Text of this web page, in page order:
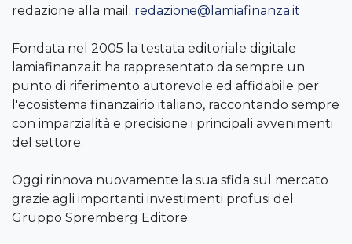
redazione alla mail: redazione@lamiafinanza.it
Fondata nel 2005 la testata editoriale digitale
lamiafinanza.it ha rappresentato da sempre un
punto di riferimento autorevole ed affidabile per
l'ecosistema finanzairio italiano, raccontando sempre
con imparzialità e precisione i principali avvenimenti
del settore.
Oggi rinnova nuovamente la sua sfida sul mercato
grazie agli importanti investimenti profusi del
Gruppo Spremberg Editore.